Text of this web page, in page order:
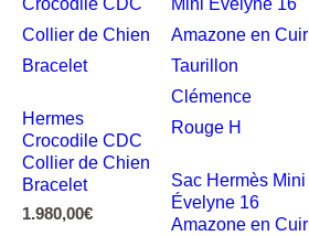
Hermes
Crocodile CDC
Collier de Chien
Bracelet
1.980,00€
Sac Hermès Mini
Évelyne 16
Amazone en Cuir